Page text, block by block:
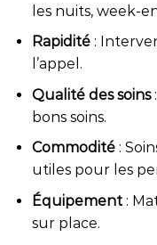
les nuits, week-
Rapidité:
l’appel.
Qualité des soins
bons soins.
Commodité:
utiles pour les
Équipement:
sur place.